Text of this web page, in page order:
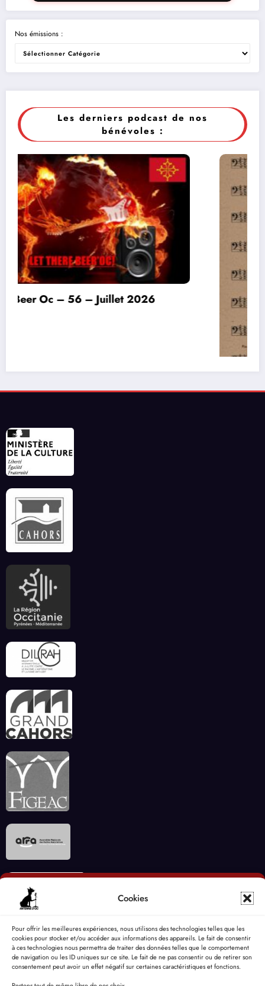
Cookies
Pour offrir les meilleures expériences, nous utilisons des technologies telles que les
cookies pour stocker et/ou accéder aux informations des appareils. Le fait de consentir
à ces technologies nous permettra de traiter des données telles que le comportement
de navigation ou les ID uniques sur ce site. Le fait de ne pas consentir ou de retirer son
consentement peut avoir un effet négatif sur certaines caractéristiques et fonctions.
Nos émissions :
Les derniers podcast de nos
bénévoles :